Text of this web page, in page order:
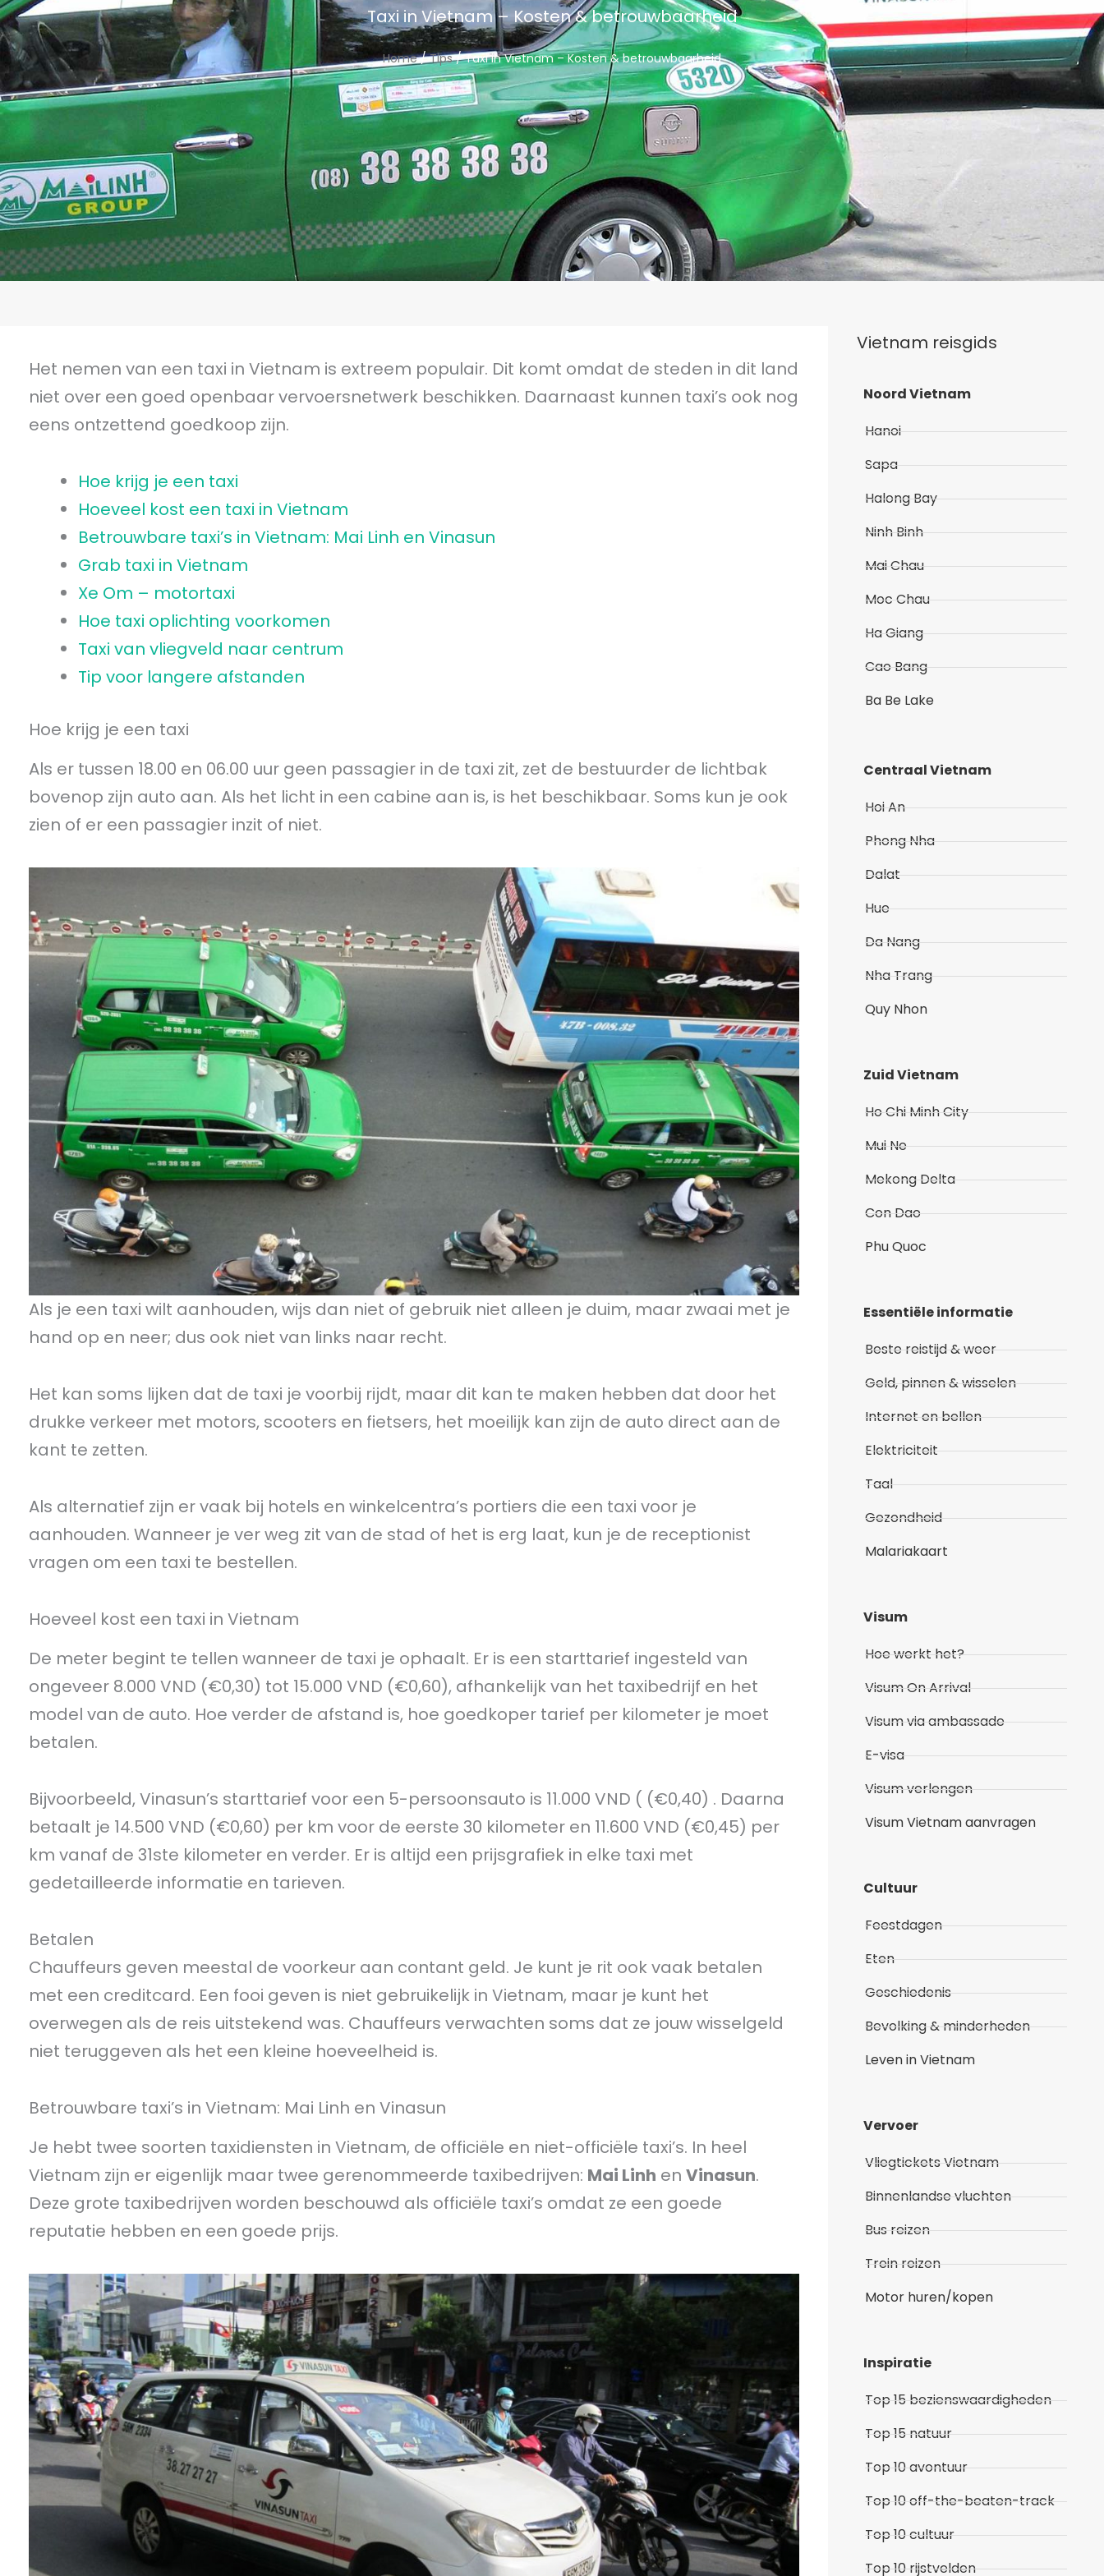
Taxi in Vietnam – Kosten & betrouwbaarheid
Home/Tips/ Taxi in Vietnam – Kosten & betrouwbaarheid
Het nemen van een taxi in Vietnam is extreem populair. Dit komt omdat de steden in dit land
niet over een goed openbaar vervoersnetwerk beschikken. Daarnaast kunnen taxi’s ook nog
eens ontzettend goedkoop zijn.
Hoe krijg je een taxi
Hoeveel kost een taxi in Vietnam
Betrouwbare taxi’s in Vietnam: Mai Linh en Vinasun
Grab taxi in Vietnam
Xe Om – motortaxi
Hoe taxi oplichting voorkomen
Taxi van vliegveld naar centrum
Tip voor langere afstanden
Hoe krijg je een taxi
Als er tussen 18.00 en 06.00 uur geen passagier in de taxi zit, zet de bestuurder de lichtbak
bovenop zijn auto aan. Als het licht in een cabine aan is, is het beschikbaar. Soms kun je ook
zien of er een passagier inzit of niet.
Als je een taxi wilt aanhouden, wijs dan niet of gebruik niet alleen je duim, maar zwaai met je
hand op en neer; dus ook niet van links naar recht.
Het kan soms lijken dat de taxi je voorbij rijdt, maar dit kan te maken hebben dat door het
drukke verkeer met motors, scooters en fietsers, het moeilijk kan zijn de auto direct aan de
kant te zetten.
Als alternatief zijn er vaak bij hotels en winkelcentra’s portiers die een taxi voor je
aanhouden. Wanneer je ver weg zit van de stad of het is erg laat, kun je de receptionist
vragen om een taxi te bestellen.
Hoeveel kost een taxi in Vietnam
De meter begint te tellen wanneer de taxi je ophaalt. Er is een starttarief ingesteld van
ongeveer 8.000 VND (€0,30) tot 15.000 VND (€0,60), afhankelijk van het taxibedrijf en het
model van de auto. Hoe verder de afstand is, hoe goedkoper tarief per kilometer je moet
betalen.
Bijvoorbeeld, Vinasun’s starttarief voor een 5-persoonsauto is 11.000 VND ( (€0,40) . Daarna
betaalt je 14.500 VND (€0,60) per km voor de eerste 30 kilometer en 11.600 VND (€0,45) per
km vanaf de 31ste kilometer en verder. Er is altijd een prijsgrafiek in elke taxi met
gedetailleerde informatie en tarieven.
Betalen
Chauffeurs geven meestal de voorkeur aan contant geld. Je kunt je rit ook vaak betalen
met een creditcard. Een fooi geven is niet gebruikelijk in Vietnam, maar je kunt het
overwegen als de reis uitstekend was. Chauffeurs verwachten soms dat ze jouw wisselgeld
niet teruggeven als het een kleine hoeveelheid is.
Betrouwbare taxi’s in Vietnam: Mai Linh en Vinasun
Je hebt twee soorten taxidiensten in Vietnam, de officiële en niet-officiële taxi’s. In heel
Vietnam zijn er eigenlijk maar twee gerenommeerde taxibedrijven: Mai Linh en Vinasun.
Deze grote taxibedrijven worden beschouwd als officiële taxi’s omdat ze een goede
reputatie hebben en een goede prijs.
Vietnam reisgids
Noord Vietnam
Hanoi
Sapa
Halong Bay
Ninh Binh
Mai Chau
Moc Chau
Ha Giang
Cao Bang
Ba Be Lake
Centraal Vietnam
Hoi An
Phong Nha
Dalat
Hue
Da Nang
Nha Trang
Quy Nhon
Zuid Vietnam
Ho Chi Minh City
Mui Ne
Mekong Delta
Con Dao
Phu Quoc
Essentiële informatie
Beste reistijd & weer
Geld, pinnen & wisselen
Internet en bellen
Elektriciteit
Taal
Gezondheid
Malariakaart
Visum
Hoe werkt het?
Visum On Arrival
Visum via ambassade
E-visa
Visum verlengen
Visum Vietnam aanvragen
Cultuur
Feestdagen
Eten
Geschiedenis
Bevolking & minderheden
Leven in Vietnam
Vervoer
Vliegtickets Vietnam
Binnenlandse vluchten
Bus reizen
Trein reizen
Motor huren/kopen
Inspiratie
Top 15 bezienswaardigheden
Top 15 natuur
Top 10 avontuur
Top 10 off-the-beaten-track
Top 10 cultuur
Top 10 rijstvelden